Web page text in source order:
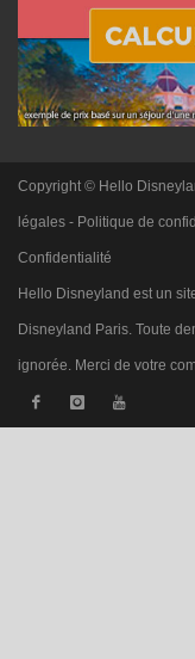
Copyright © Hello
légales - Politique de
Confidentialité
Hello Disneyland est un
Disneyland Paris. Toute
ignorée. Merci de votre